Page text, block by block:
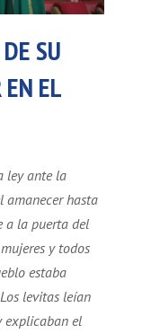
SU
EL
ley ante la
amanecer hasta
a la puerta del
y todos
estaba
levitas leían
explicaban el